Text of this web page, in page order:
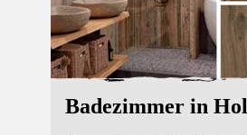
Badezimmer in